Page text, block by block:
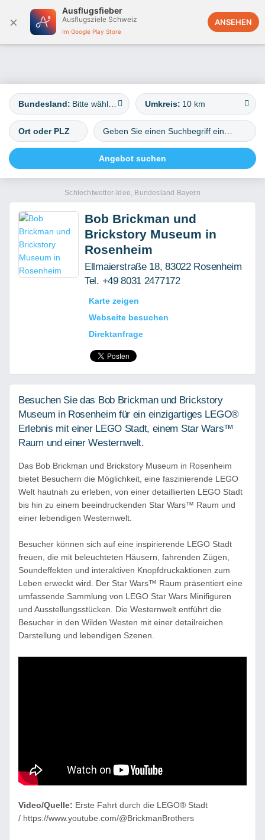
×
Ausflugsfieber
Ausflugsziele Schweiz
Im Google Play Store
ANSEHEN
Deutschland
Bundesland: Umkreis: 10 km
Schlechtwetter-Idee, Bundesland Bayern
Bob Brickman und
Brickstory Museum in
Rosenheim
Ellmaierstraße 18, 83022 Rosenheim
Tel. +49 8031 2477172
Karte zeigen
Webseite besuchen
Direktanfrage
Besuchen Sie das Bob Brickman und Brickstory
Museum in Rosenheim für ein einzigartiges LEGO®
Erlebnis mit einer LEGO Stadt, einem Star Wars™
Raum und einer Westernwelt.
Das Bob Brickman und Brickstory Museum in Rosenheim
bietet Besuchern die Möglichkeit, eine faszinierende LEGO
Welt hautnah zu erleben, von einer detaillierten LEGO Stadt
bis hin zu einem beeindruckenden Star Wars™ Raum und
einer lebendigen Westernwelt.
Besucher können sich auf eine inspirierende LEGO Stadt
freuen, die mit beleuchteten Häusern, fahrenden Zügen,
Soundeffekten und interaktiven Knopfdruckaktionen zum
Leben erweckt wird. Der Star Wars™ Raum präsentiert eine
umfassende Sammlung von LEGO Star Wars Minifiguren
und Ausstellungsstücken. Die Westernwelt entführt die
Besucher in den Wilden Westen mit einer detailreichen
Darstellung und lebendigen Szenen.
Video/Quelle: Erste Fahrt durch die LEGO® Stadt
/ https://www.youtube.com/@BrickmanBrothers